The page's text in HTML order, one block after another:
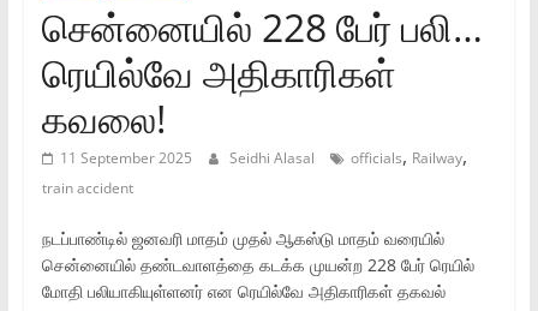
சென்னையில் 228 பேர் பலி…
ரெயில்வே அதிகாரிகள்
கவலை!
11 September 2025 Seidhi Alasal officials, Railway,
train accident
நடப்பாண்டில் ஜனவரி மாதம் முதல் ஆகஸ்டு மாதம் வரையில்
சென்னையில் தண்டவாளத்தை கடக்க முயன்ற 228 பேர் ரெயில்
மோதி பலியாகியுள்ளனர் என ரெயில்வே அதிகாரிகள் தகவல்